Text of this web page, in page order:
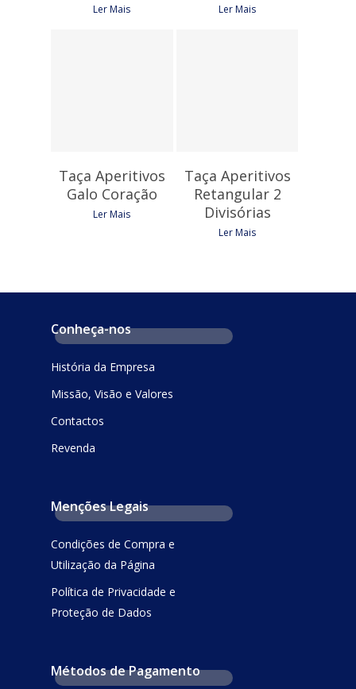
Ler Mais Ler Mais
Taça Aperitivos
Galo Coração
Ler Mais
Taça Aperitivos
Retangular 2
Divisórias
Ler Mais
Conheça-nos
História da Empresa
Missão, Visão e Valores
Contactos
Revenda
Menções Legais
Condições de Compra e
Utilização da Página
Política de Privacidade e
Proteção de Dados
Métodos de Pagamento